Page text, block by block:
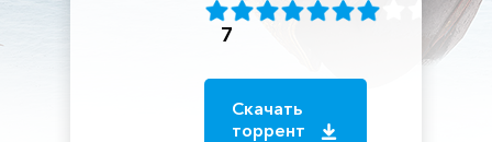
7
Скачать
торрент